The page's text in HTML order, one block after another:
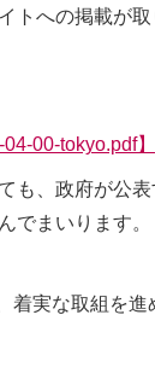
への掲載が
00-tokyo.pdf】
、政府が公
でまいります。
実な取組を進